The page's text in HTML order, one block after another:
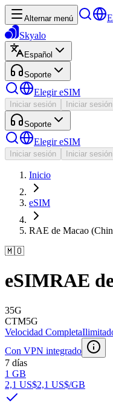
Alternar menú
Skyalo
Español
Soporte
Elegir eSIM
Iniciar sesión Iniciar sesión
Soporte
Elegir eSIM
Iniciar sesión Iniciar sesión
Inicio
eSIM
RAE de Macao
🇲🇴
eSIMRAE
35G
CTM5G
Velocidad Completa
Con VPN integrado
7 días
1 GB
2,1 US$2,1 US$/GB